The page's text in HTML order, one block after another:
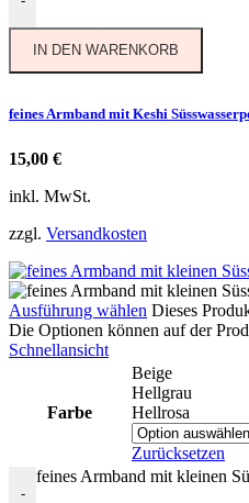
IN DEN WARENKORB
feines Armband mit Keshi
15,00 €
inkl. MwSt.
zzgl. Versandkosten
Ausführung wählen Dieses
Die Optionen können auf der
Schnellansicht
Farbe
Beige
Hellgrau
Hellrosa
Zurücksetzen
-
feines Armband mit kleinen